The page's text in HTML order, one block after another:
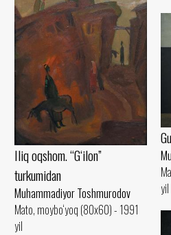
Iliq oqshom. “G‘ilon”
turkumidan
Muhammadiyor Toshmurodov
Mato, moybo‘yoq (80x60) - 1991
yil
yil